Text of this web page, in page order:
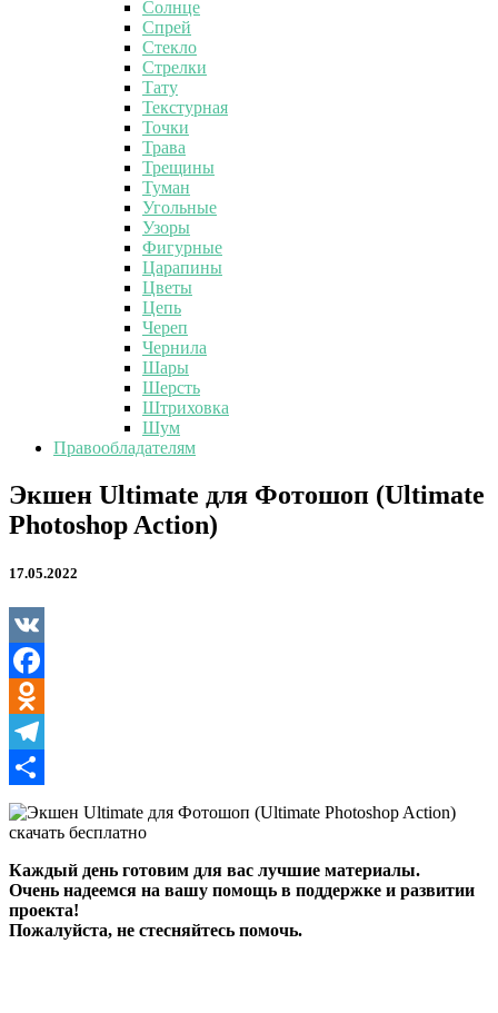
Солнце
Спрей
Стекло
Стрелки
Тату
Текстурная
Точки
Трава
Трещины
Туман
Угольные
Узоры
Фигурные
Царапины
Цветы
Цепь
Череп
Чернила
Шары
Шерсть
Штриховка
Шум
Правообладателям
Экшен
Ultimate
для
(Ultimate
Action)
Экшен Ultimate для Фотошоп (Ultimate
Photoshop Action)
17.05.2022
VK
Facebook
Odnoklassniki
Telegram
Отправить
Каждый день готовим для вас лучшие материалы.
Очень надеемся на вашу помощь в поддержке и развитии
проекта!
Пожалуйста, не стесняйтесь помочь.